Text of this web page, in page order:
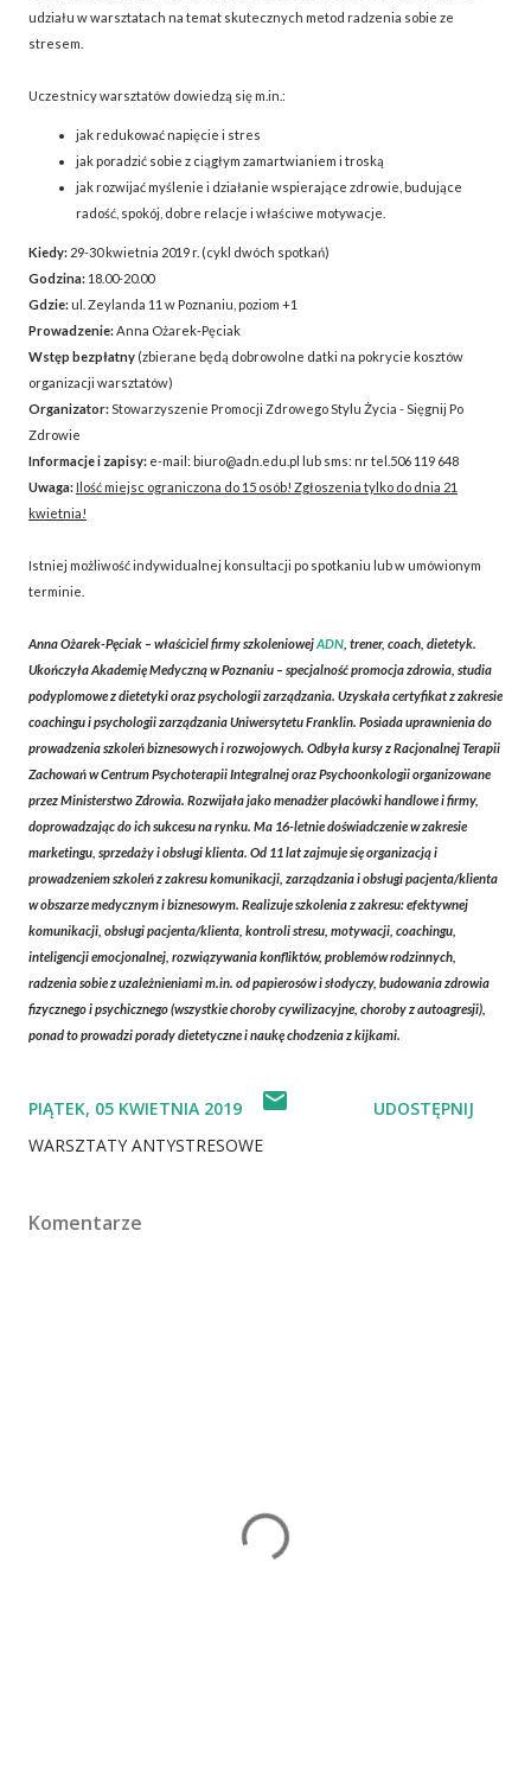
udziału w warsztatach na temat skutecznych metod radzenia sobie ze
stresem.
Uczestnicy warsztatów dowiedzą się m.in.:
jak redukować napięcie i stres
jak poradzić sobie z ciągłym zamartwianiem i troską
jak rozwijać myślenie i działanie wspierające zdrowie, budujące
radość, spokój, dobre relacje i właściwe motywacje.
Kiedy: 29-30 kwietnia 2019 r. (cykl dwóch spotkań)
Godzina: 18.00-20.00
Gdzie:ul. Zeylanda 11 w Poznaniu, poziom +1
Prowadzenie:Anna Ożarek-Pęciak
Wstęp bezpłatny (zbierane będą dobrowolne datki na pokrycie kosztów
organizacji warsztatów)
Organizator:Stowarzyszenie Promocji Zdrowego Stylu Życia - Sięgnij Po
Zdrowie
Informacje i zapisy: e-mail: biuro@adn.edu.pl lub sms: nr tel.506 119 648
Uwaga:Ilość miejsc ograniczona do 15 osób! Zgłoszenia tylko do dnia 21
kwietnia!
Istniej możliwość indywidualnej konsultacji po spotkaniu lub w umówionym
terminie.
Anna Ożarek-Pęciak – właściciel firmy szkoleniowejADN , trener, coach, dietetyk.
Ukończyła Akademię Medyczną w Poznaniu – specjalność promocja zdrowia, studia
podyplomowe z dietetyki oraz psychologii zarządzania. Uzyskała certyfikat z zakresie
coachingu i psychologii zarządzania Uniwersytetu Franklin. Posiada uprawnienia do
prowadzenia szkoleń biznesowych i rozwojowych. Odbyła kursy z Racjonalnej Terapii
Zachowań w Centrum Psychoterapii Integralnej oraz Psychoonkologii organizowane
przez Ministerstwo Zdrowia. Rozwijała jako menadżer placówki handlowe i firmy,
doprowadzając do ich sukcesu na rynku. Ma 16-letnie doświadczenie w zakresie
marketingu, sprzedaży i obsługi klienta. Od 11 lat zajmuje się organizacją i
prowadzeniem szkoleń z zakresu komunikacji, zarządzania i obsługi pacjenta/klienta
w obszarze medycznym i biznesowym. Realizuje szkolenia z zakresu: efektywnej
komunikacji, obsługi pacjenta/klienta, kontroli stresu, motywacji, coachingu,
inteligencji emocjonalnej, rozwiązywania konfliktów, problemów rodzinnych,
radzenia sobie z uzależnieniami m.in. od papierosów i słodyczy, budowania zdrowia
fizycznego i psychicznego (wszystkie choroby cywilizacyjne, choroby z autoagresji),
ponad to prowadzi porady dietetyczne i naukę chodzenia z kijkami.
PIĄTEK, 05 KWIETNIA 2019
WARSZTATY ANTYSTRESOWE
UDOSTĘPNIJ
Komentarze